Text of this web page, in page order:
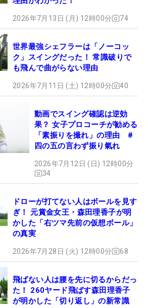
2026年7月13日 (月) 12時00分 74
世界最強シェフラーは「ノーコッ
ク」スイングだった！ 常識破りで
も飛んで曲がらない理由
2026年7月11日 (土) 12時00分 40
動画でスイング確認は逆効
果？ 女子プロコーチが勧める
「素振りを撮れ」の理由 #
四の五の言わず振り氣れ
2026年7月12日 (日) 12時00分
34
ドローが打てない人はボールを見す
ぎ！ 元賞金女王・森田理香子が明
かした「右ツマ先前の仮想ボール」
の真実
2026年7月28日 (火) 12時00分 68
飛ばない人は腰を先に切るからだっ
た！ 260ヤード飛ばす森田理香子
が明かした「切り返し」の新常識